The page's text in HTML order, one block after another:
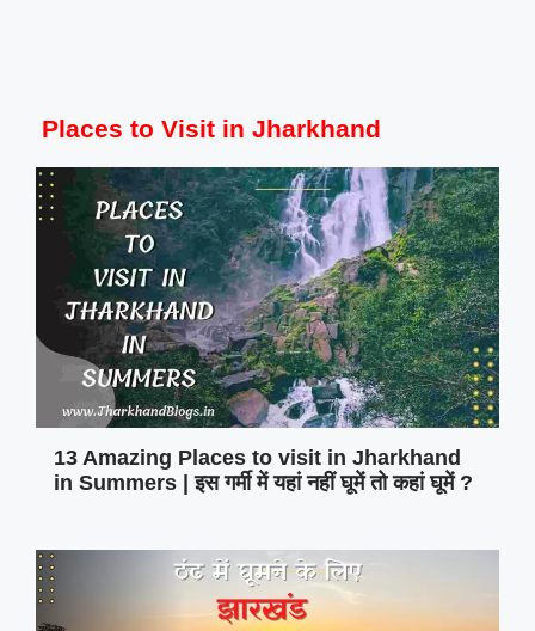
Places to Visit in Jharkhand
13 Amazing Places to visit in Jharkhand
in Summers | इस गर्मी में यहां नहीं घूमें तो कहां घूमें ?